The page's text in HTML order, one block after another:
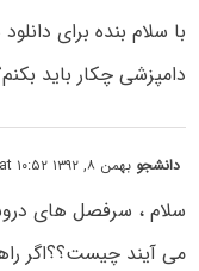
با سلام بنده برای
دامپزشی چکار باید
دانشجو بهمن ۸, ۱۳۹۲ at ۱۰:۵۲ ق٫ظ
سلام ، سرفصل های
می آیند چیست؟؟اگر